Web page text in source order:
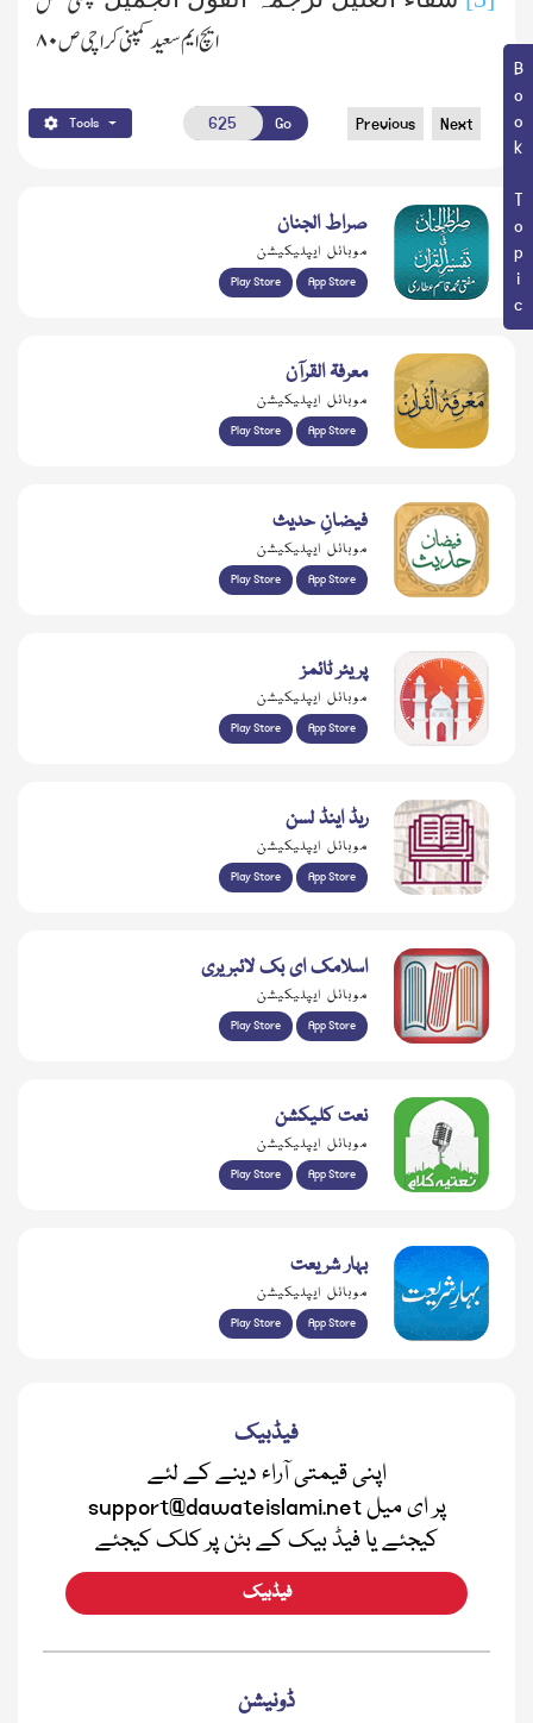
Book Topic
ایچ ایم سعید کمپنی کراچی ص۸۰
Tools Go Previous Next
صراط الجنان
موبائل ایپلیکیشن
Play Store App Store
معرفۃ القرآن
موبائل ایپلیکیشن
Play Store App Store
فیضانِ حدیث
موبائل ایپلیکیشن
Play Store App Store
پریئر ٹائمز
موبائل ایپلیکیشن
Play Store App Store
ریڈ اینڈ لسن
موبائل ایپلیکیشن
Play Store App Store
اسلامک ای بک لائبریری
موبائل ایپلیکیشن
Play Store App Store
نعت کلیکشن
موبائل ایپلیکیشن
Play Store App Store
بہار شریعت
موبائل ایپلیکیشن
Play Store App Store
فیڈبیک
اپنی قیمتی آراء دینے کے لئے
support@dawateislami.net پر ای میل
کیجئے یا فیڈ بیک کے بٹن پر کلک کیجئے
فیڈبیک
ڈونیشن